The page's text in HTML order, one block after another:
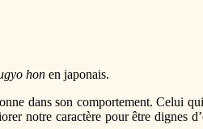
honen japonais.
dans son comportement. Celui
notre caractère pour être dignes